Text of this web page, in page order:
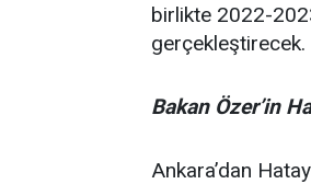
birlikte 2022-
gerçekleştirecek.
Bakan Özer’in
Ankara’dan